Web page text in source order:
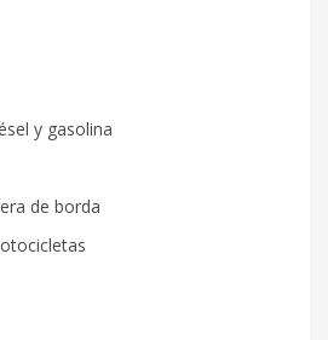
y gasolina
de borda